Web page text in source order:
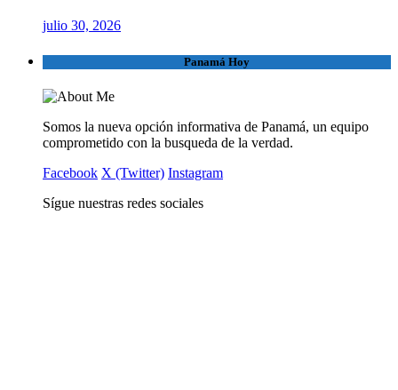
julio 30, 2026
Panamá Hoy
Somos la nueva opción informativa de Panamá, un equipo
comprometido con la busqueda de la verdad.
Facebook X (Twitter) Instagram
Sígue nuestras redes sociales